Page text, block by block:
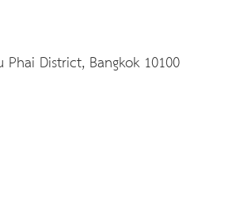
District, Bangkok 10100